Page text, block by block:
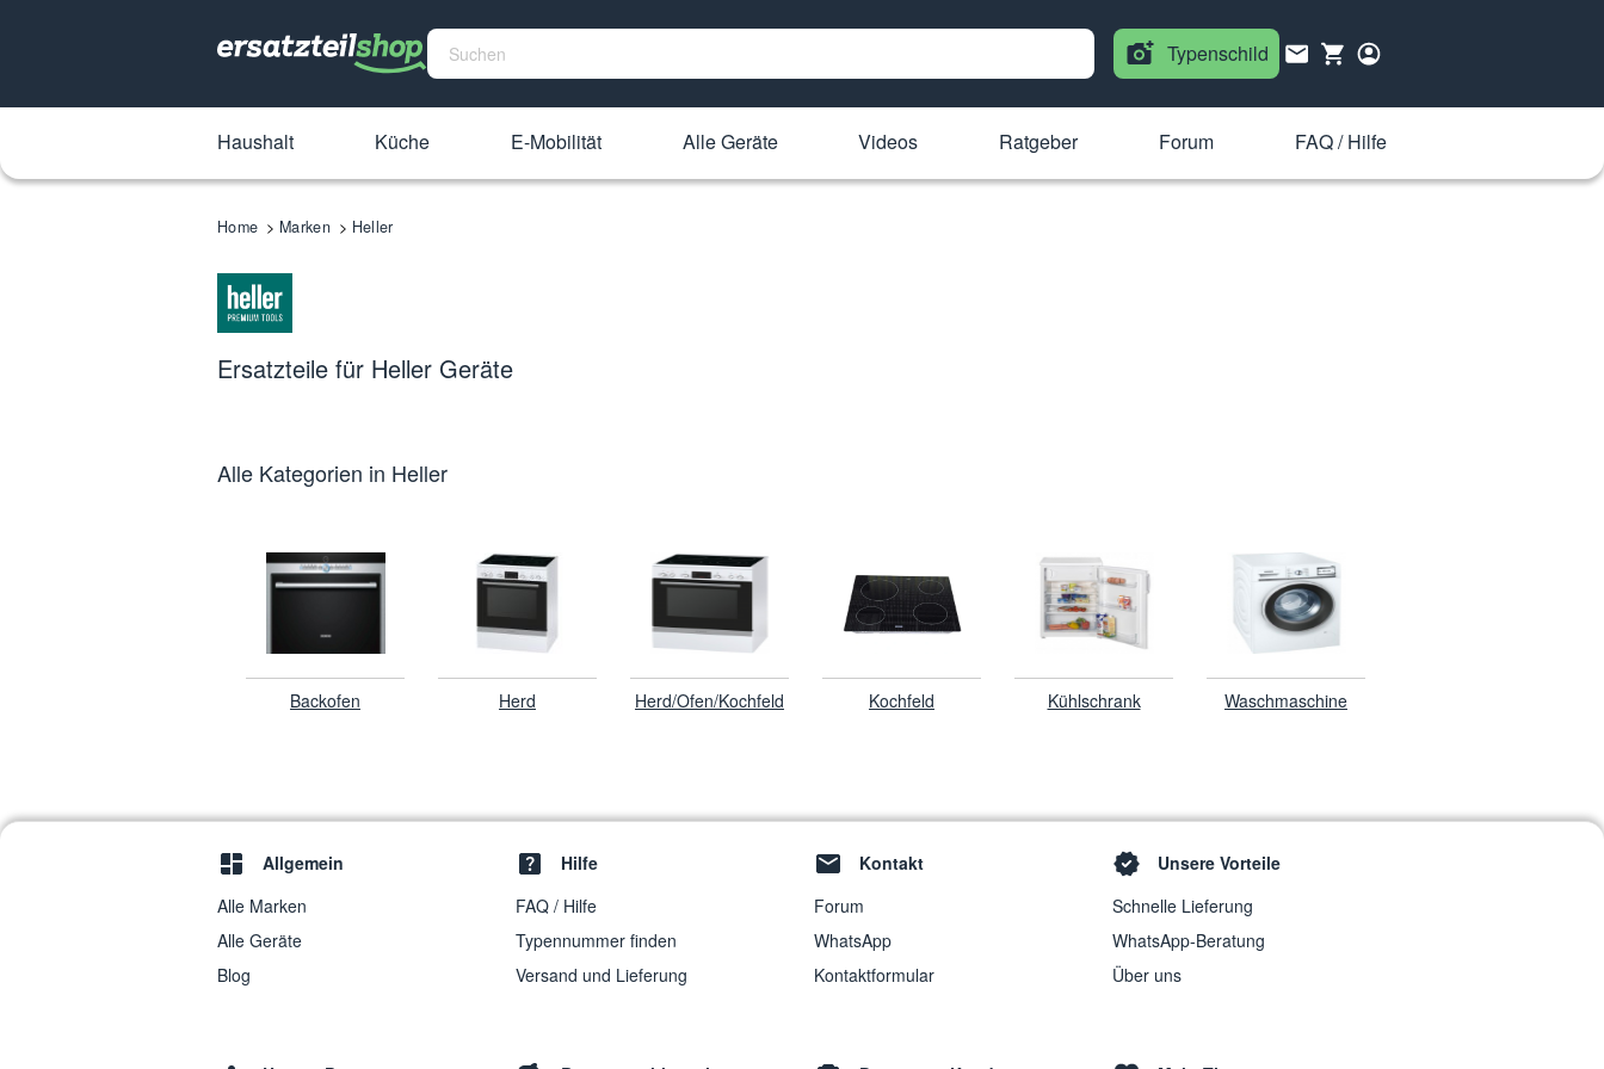
Typenschild
Haushalt Küche E-Mobilität Alle Geräte Videos Ratgeber Forum FAQ / Hilfe
Home Marken Heller
Ersatzteile für Heller Geräte
Alle Kategorien in Heller
Backofen Herd Herd/Ofen/Kochfeld Kochfeld Kühlschrank Waschmaschine
Allgemein
Alle Marken
Alle Geräte
Blog
Hilfe
FAQ / Hilfe
Typennummer finden
Versand und Lieferung
Kontakt
Forum
WhatsApp
Kontaktformular
Unsere Vorteile
Schnelle Lieferung
WhatsApp-Beratung
Über uns